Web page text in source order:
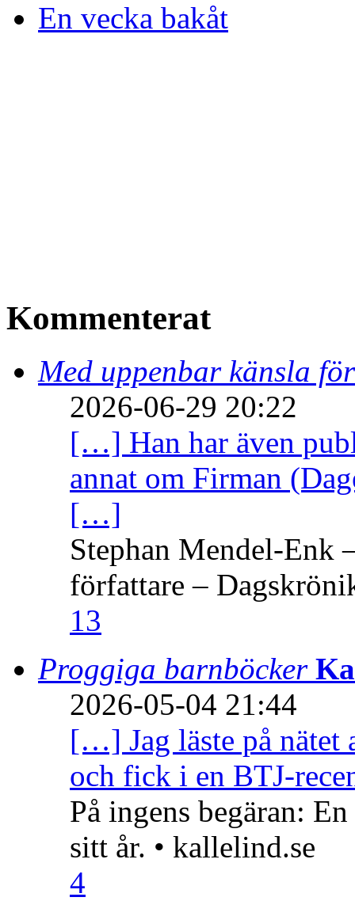
En vecka bakåt
Kommenterat
Med uppenbar känsla
2026-06-29 20:22
[…] Han har även
annat om Firman
[…]
Stephan Mendel-Enk
författare –
13
Proggiga barnböcker
2026-05-04 21:44
[…] Jag läste på nätet
och fick i en BTJ-
På ingens begäran:
sitt år. • kallelind.se
4